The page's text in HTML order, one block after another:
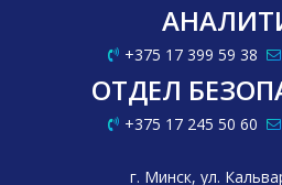
+375 17 399 59 38
ОТДЕЛ
+375 17 245 50 60
г. Минск, ул.